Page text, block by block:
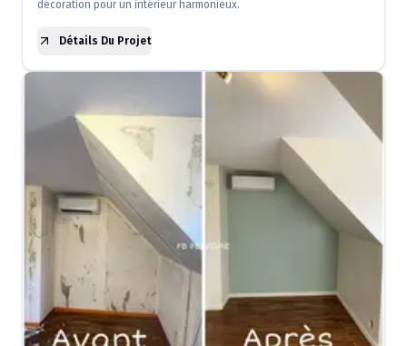
décoration pour un intérieur harmonieux.
Détails Du Projet